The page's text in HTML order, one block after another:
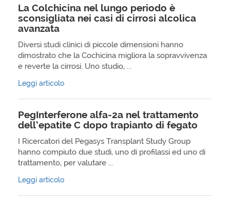
La Colchicina nel lungo periodo è
sconsigliata nei casi di cirrosi alcolica
avanzata
Diversi studi clinici di piccole dimensioni hanno
dimostrato che la Cochicina migliora la sopravvivenza
e reverte la cirrosi. Uno studio, ...
Leggi articolo
PegInterferone alfa-2a nel trattamento
dell’epatite C dopo trapianto di fegato
I Ricercatori del Pegasys Transplant Study Group
hanno compiuto due studi, uno di profilassi ed uno di
trattamento, per valutare ...
Leggi articolo